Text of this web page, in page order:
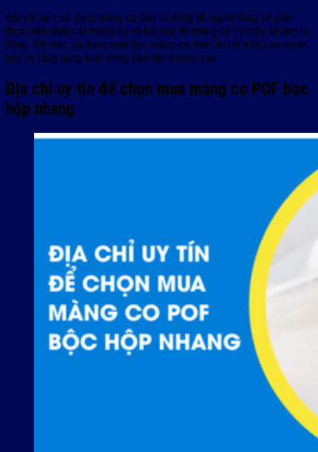
Đối với việc sử dụng màng co bán tự động thì người dùng sẽ phải
thực hiện khâu cắt màng co và khi bọc thì màng co thì máy sẽ làm tự
động. Với việc sử dụng máy bọc màng co đem lại rất nhiều sự thuận
tiện và tăng năng suất công việc lên ở mức cao.
Địa chỉ uy tín để chọn mua màng co POF bọc
hộp nhang